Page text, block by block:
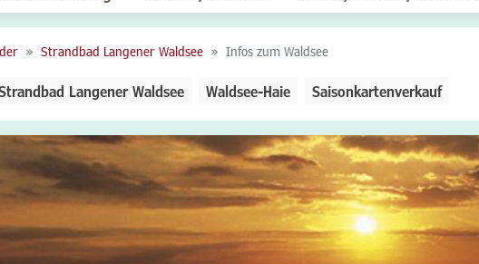
Strandbad Langener Waldsee Infos zum Waldsee
Langener Waldsee Waldsee-Haie Saisonkartenverkauf